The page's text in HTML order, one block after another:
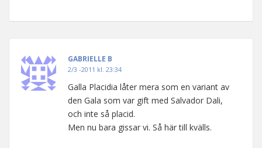
GABRIELLE B
2/3 -2011 kl. 23:34
Galla Placidia låter mera som en variant av
den Gala som var gift med Salvador Dali,
och inte så placid.
Men nu bara gissar vi. Så här till kvälls.